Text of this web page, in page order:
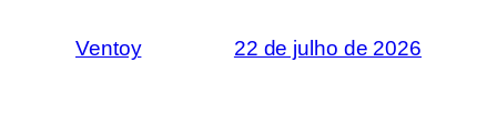
Ventoy 22 de julho de 2026